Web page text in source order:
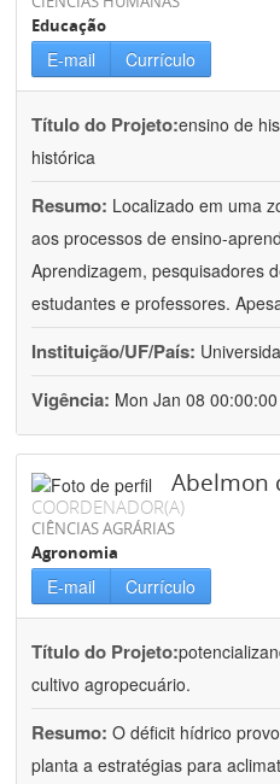
Educação
E-mail Currículo
Título do Projeto:ensino de
histórica
Resumo: Localizado em uma
aos processos de ensino-
Aprendizagem, pesquisadores
estudantes e professores.
Instituição/UF/País:
Vigência: Mon Jan 08
Abelmon
COORDENADOR(A)
CIÊNCIAS AGRÁRIAS
Agronomia
E-mail Currículo
Título do Projeto:
cultivo agropecuário.
Resumo: O déficit hídrico
planta a estratégias para